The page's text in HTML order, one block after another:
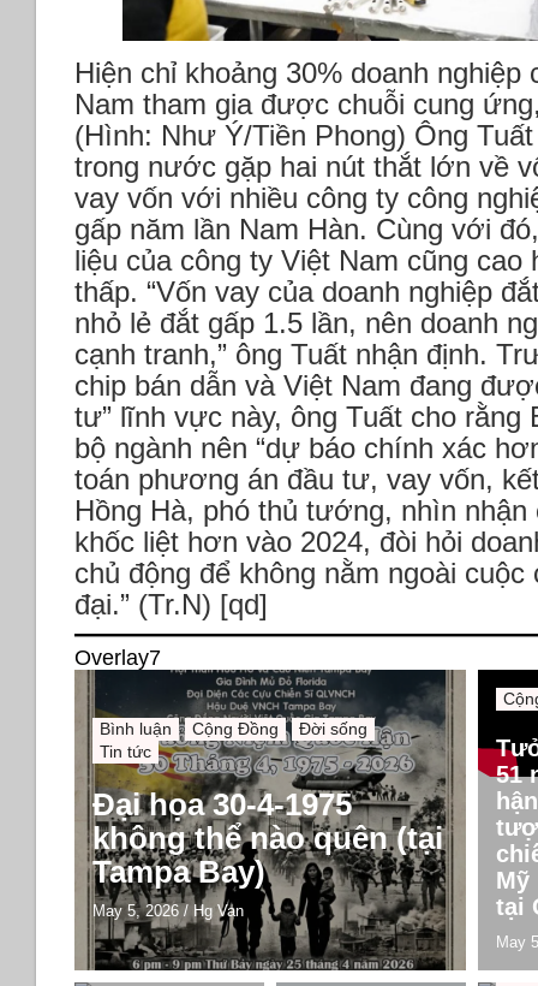
Hiện chỉ khoảng 30% doanh
Nam tham gia được chuỗi cung
(Hình: Như Ý/Tiền Phong) Ông
trong nước gặp hai nút thắt lớn về
vay vốn với nhiều công ty công
gấp năm lần Nam Hàn. Cùng với
liệu của công ty Việt Nam cũng
thấp. “Vốn vay của doanh nghiệp
nhỏ lẻ đắt gấp 1.5 lần, nên doanh
cạnh tranh,” ông Tuất nhận định.
chip bán dẫn và Việt Nam đang
tư” lĩnh vực này, ông Tuất cho
bộ ngành nên “dự báo chính xác
toán phương án đầu tư, vay vốn,
Hồng Hà, phó thủ tướng, nhìn
khốc liệt hơn vào 2024, đòi hỏi
chủ động để không nằm ngoài
đại.” (Tr.N) [qd]
Overlay7
Bình luận Cộng Đồng
Đời sống
Tin tức
Đại họa 30-4-1975
không thể nào quên (tại
Tampa Bay)
May 5, 2026 / Hg Van
51
Mỹ
tại
May
Cộng Đồng